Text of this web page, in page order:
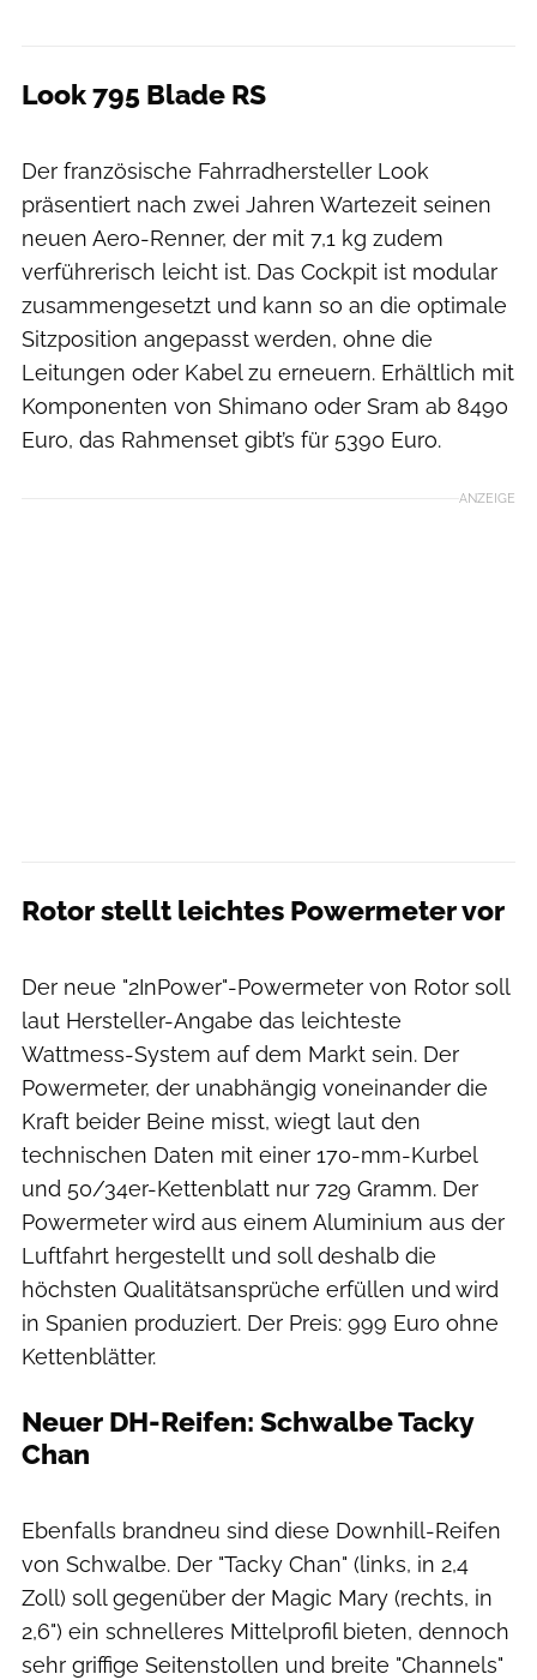
Look 795 Blade RS
Der französische Fahrradhersteller Look
präsentiert nach zwei Jahren Wartezeit seinen
neuen Aero-Renner, der mit 7,1 kg zudem
verführerisch leicht ist. Das Cockpit ist modular
zusammengesetzt und kann so an die optimale
Sitzposition angepasst werden, ohne die
Leitungen oder Kabel zu erneuern. Erhältlich mit
Komponenten von Shimano oder Sram ab 8490
Euro, das Rahmenset gibt’s für 5390 Euro.
ANZEIGE
Rotor stellt leichtes Powermeter vor
Der neue "2InPower"-Powermeter von Rotor soll
laut Hersteller-Angabe das leichteste
Wattmess-System auf dem Markt sein. Der
Powermeter, der unabhängig voneinander die
Kraft beider Beine misst, wiegt laut den
technischen Daten mit einer 170-mm-Kurbel
und 50/34er-Kettenblatt nur 729 Gramm. Der
Powermeter wird aus einem Aluminium aus der
Luftfahrt hergestellt und soll deshalb die
höchsten Qualitätsansprüche erfüllen und wird
in Spanien produziert. Der Preis: 999 Euro ohne
Kettenblätter.
Neuer DH-Reifen: Schwalbe Tacky
Chan
Ebenfalls brandneu sind diese Downhill-Reifen
von Schwalbe. Der "Tacky Chan" (links, in 2,4
Zoll) soll gegenüber der Magic Mary (rechts, in
2,6") ein schnelleres Mittelprofil bieten, dennoch
sehr griffige Seitenstollen und breite "Channels"